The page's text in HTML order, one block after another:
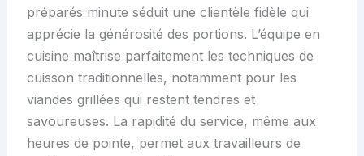
préparés minute séduit une clientèle fidèle qui
apprécie la générosité des portions. L’équipe en
cuisine maîtrise parfaitement les techniques de
cuisson traditionnelles, notamment pour les
viandes grillées qui restent tendres et
savoureuses. La rapidité du service, même aux
heures de pointe, permet aux travailleurs de